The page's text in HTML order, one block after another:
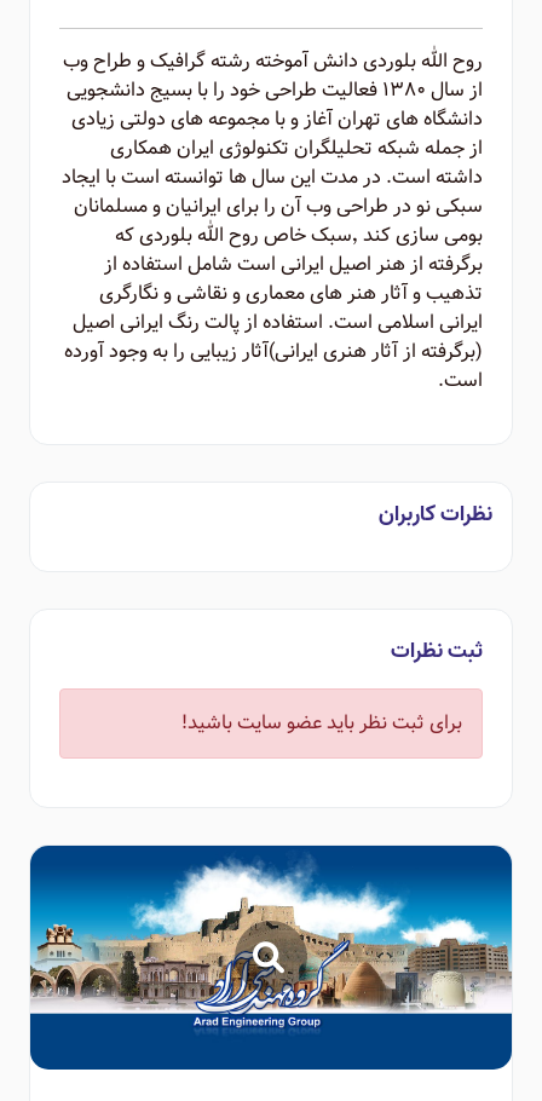
روح الله بلوردی دانش آموخته رشته گرافیک و طراح وب
از سال ۱۳۸۰ فعالیت طراحی خود را با بسیج دانشجویی
دانشگاه های تهران آغاز و با مجموعه های دولتی زیادی
از جمله شبکه تحلیلگران تکنولوژی ایران همکاری
داشته است. در مدت این سال ها توانسته است با ایجاد
سبکی نو در طراحی وب آن را برای ایرانیان و مسلمانان
بومی سازی کند ٬‌سبک خاص روح الله بلوردی که
برگرفته از هنر اصیل ایرانی است شامل استفاده از
تذهیب و آثار هنر های معماری و نقاشی و نگارگری
ایرانی اسلامی است. استفاده از پالت رنگ ایرانی اصیل
(برگرفته از آثار هنری ایرانی)‌آثار زیبایی را به وجود آورده
است.
نظرات کاربران
ثبت نظرات
برای ثبت نظر باید عضو سایت باشید!